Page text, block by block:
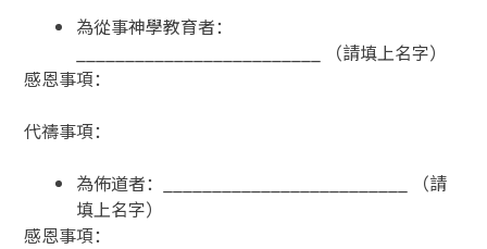
為從事神學教育者：
_________________________ （請填上名字）
感恩事項：
代禱事項：
為佈道者：_________________________ （請
填上名字）
感恩事項：